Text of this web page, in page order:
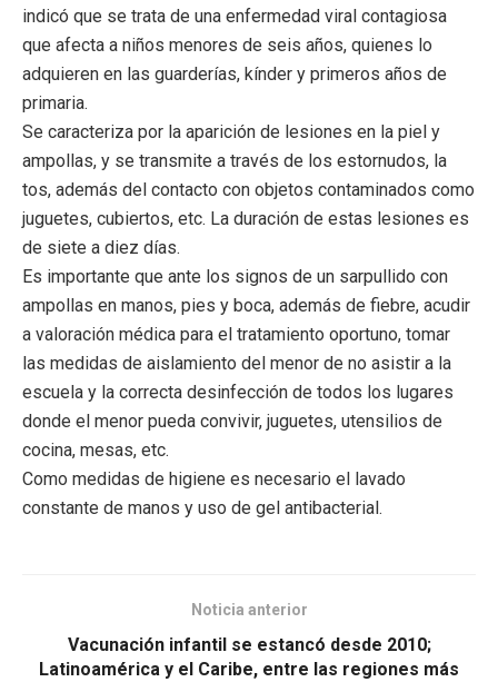
indicó que se trata de una enfermedad viral contagiosa
que afecta a niños menores de seis años, quienes lo
adquieren en las guarderías, kínder y primeros años de
primaria.
Se caracteriza por la aparición de lesiones en la piel y
ampollas, y se transmite a través de los estornudos, la
tos, además del contacto con objetos contaminados como
juguetes, cubiertos, etc. La duración de estas lesiones es
de siete a diez días.
Es importante que ante los signos de un sarpullido con
ampollas en manos, pies y boca, además de fiebre, acudir
a valoración médica para el tratamiento oportuno, tomar
las medidas de aislamiento del menor de no asistir a la
escuela y la correcta desinfección de todos los lugares
donde el menor pueda convivir, juguetes, utensilios de
cocina, mesas, etc.
Como medidas de higiene es necesario el lavado
constante de manos y uso de gel antibacterial.
Noticia anterior
Vacunación infantil se estancó desde 2010;
Latinoamérica y el Caribe, entre las regiones más